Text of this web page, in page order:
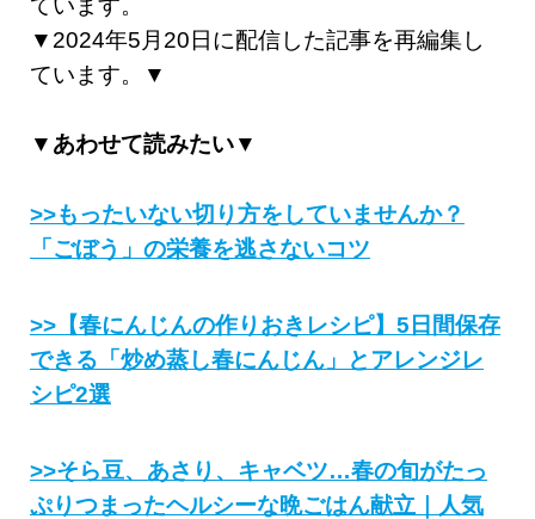
ています。
▼2024年5月20日に配信した記事を再編集し
ています。▼
▼あわせて読みたい▼
>>もったいない切り方をしていませんか？
「ごぼう」の栄養を逃さないコツ
>>【春にんじんの作りおきレシピ】5日間保存
できる「炒め蒸し春にんじん」とアレンジレ
シピ2選
>>そら豆、あさり、キャベツ…春の旬がたっ
ぷりつまったヘルシーな晩ごはん献立｜人気